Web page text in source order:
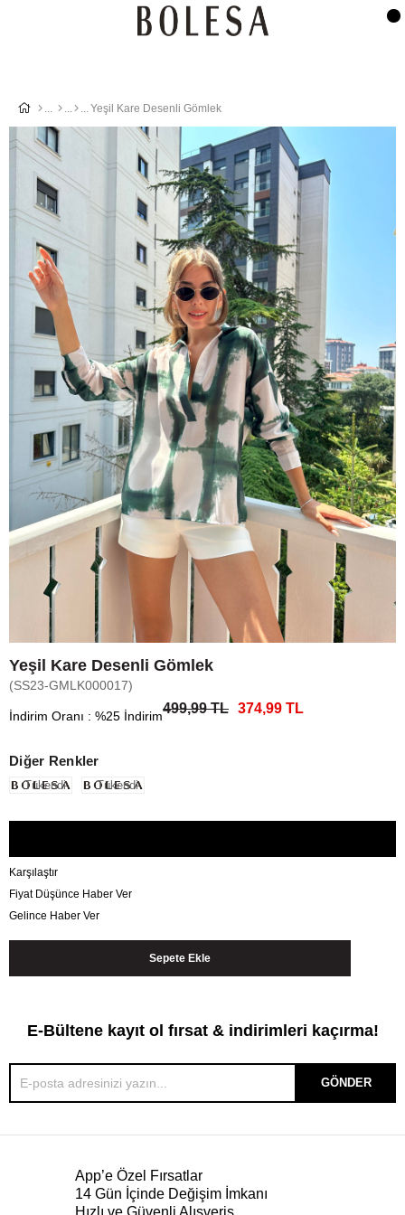
Yeşil Kare Desenli Gömlek
Yeşil Kare Desenli Gömlek
(SS23-GMLK000017)
İndirim Oranı : %25 İndirim499,99 TL 374,99 TL
Diğer Renkler
Tükendi Tükendi
Karşılaştır
Fiyat Düşünce Haber Ver
Gelince Haber Ver
E-Bültene kayıt ol fırsat & indirimleri kaçırma!
GÖNDER
App’e Özel Fırsatlar
14 Gün İçinde Değişim İmkanı
Hızlı ve Güvenli Alışveriş